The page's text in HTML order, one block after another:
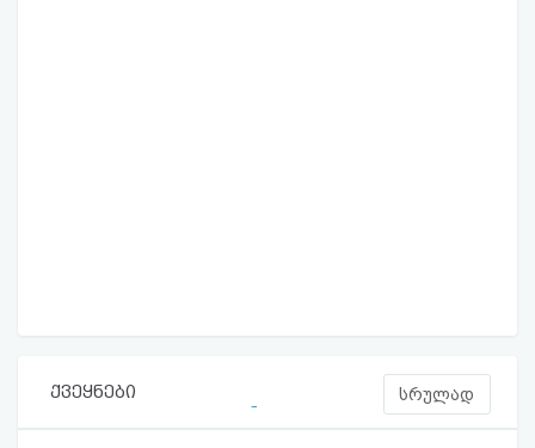
ქვეყნები სრულად